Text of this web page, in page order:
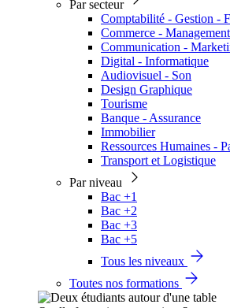
Par secteur
Comptabilité - Gestion -
Commerce - Management
Communication -
Digital - Informatique
Audiovisuel - Son
Design Graphique
Tourisme
Banque - Assurance
Immobilier
Ressources Humaines -
Transport et Logistique
Par niveau
Bac +1
Bac +2
Bac +3
Bac +5
Tous les niveaux
Toutes nos formations